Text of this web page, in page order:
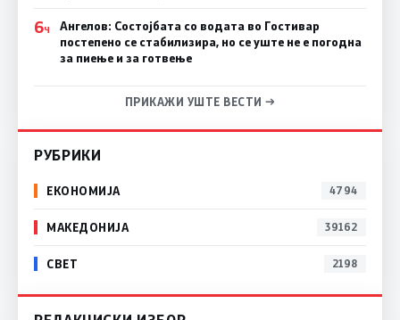
6Ч
Ангелов: Состојбата со водата во Гостивар
постепено се стабилизира, но се уште не е погодна
за пиење и за готвење
ПРИКАЖИ УШТЕ ВЕСТИ →
РУБРИКИ
ЕКОНОМИЈА 4794
МАКЕДОНИЈА 39162
СВЕТ 2198